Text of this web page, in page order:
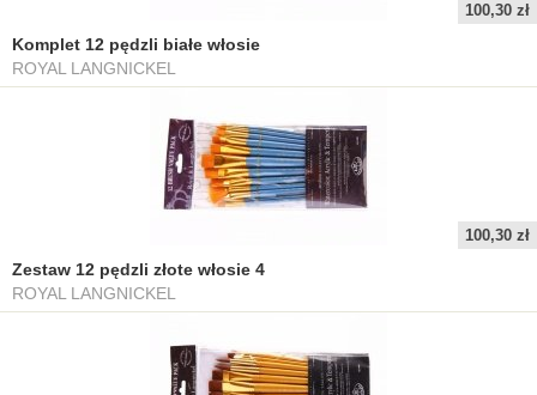
100,30 zł
Komplet 12 pędzli białe włosie
ROYAL LANGNICKEL
100,30 zł
Zestaw 12 pędzli złote włosie 4
ROYAL LANGNICKEL